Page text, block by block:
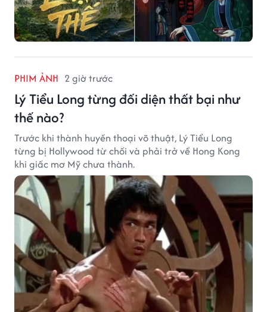
PHIM ẢNH 2 giờ trước
Lý Tiểu Long từng đối diện thất bại như
thế nào?
Trước khi thành huyền thoại võ thuật, Lý Tiểu Long
từng bị Hollywood từ chối và phải trở về Hong Kong
khi giấc mơ Mỹ chưa thành.